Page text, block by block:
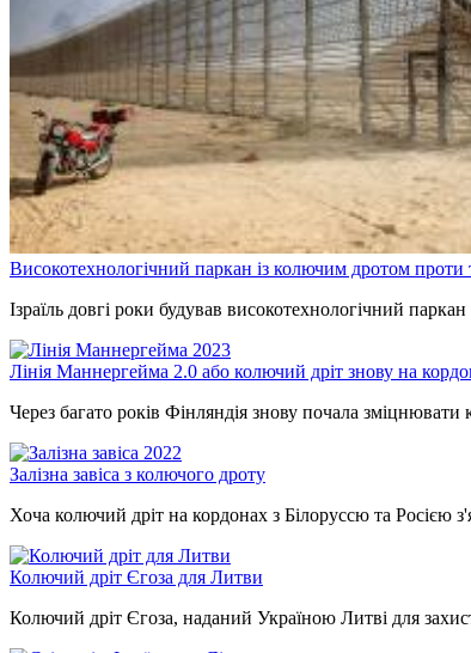
Високотехнологічний паркан із колючим дротом проти
Ізраїль довгі роки будував високотехнологічний
Лінія Маннергейма 2.0 або колючий дріт знову на
Через багато років Фінляндія знову почала
Залізна завіса з колючого дроту
Хоча колючий дріт на кордонах з Білоруссю та Росією
Колючий дріт Єгоза для Литви
Колючий дріт Єгоза, наданий Україною Литві для